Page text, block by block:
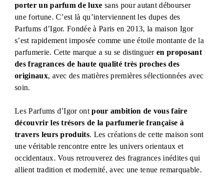
porter un parfum de luxe sans pour autant débourser
une fortune. C’est là qu’interviennent les dupes des
Parfums d’Igor. Fondée à Paris en 2013, la maison Igor
s’est rapidement imposée comme une étoile montante de la
parfumerie. Cette marque a su se distingueren proposant
des fragrances de haute qualité très proches des
originaux, avec des matières premières sélectionnées avec
soin.
Les Parfums d’Igor ontpour ambition de vous faire
découvrir les trésors de la parfumerie française à
travers leurs produits. Les créations de cette maison sont
une véritable rencontre entre les univers orientaux et
occidentaux. Vous retrouverez des fragrances inédites qui
allient tradition et modernité, avec une tenue remarquable.